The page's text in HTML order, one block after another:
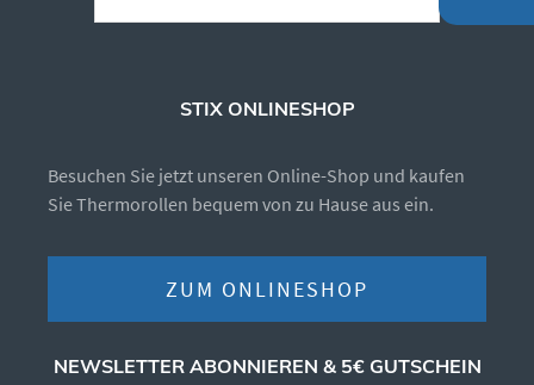
STIX ONLINESHOP
Besuchen Sie jetzt unseren Online-Shop und kaufen
Sie Thermorollen bequem von zu Hause aus ein.
ZUM ONLINESHOP
NEWSLETTER ABONNIEREN & 5€ GUTSCHEIN